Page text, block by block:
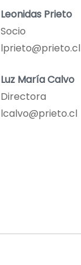
Leonidas Prieto
Socio
lprieto@prieto.cl
Luz María Calvo
Directora
lcalvo@prieto.cl